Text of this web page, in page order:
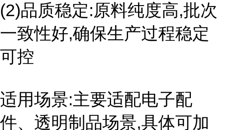
(2)品质稳定:原料纯度高,批次
一致性好,确保生产过程稳定
可控
适用场景:主要适配电子配
件、透明制品场景,具体可加